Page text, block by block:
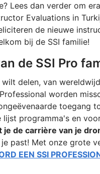
Lees dan verder om
Evaluations in
de nieuwe
bij de SSI familie!
de SSI Pro
delen, van
worden
toegang
lijst programma's en
je de carrière van je
past! Met onze grote
EEN SSI